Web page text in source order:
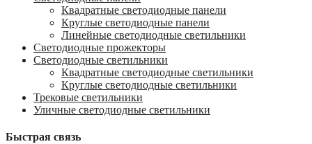
Квадратные светодиодные панели
Круглые светодиодные панели
Линейные светодиодные светильники
Светодиодные прожекторы
Светодиодные светильники
Квадратные светодиодные светильники
Круглые светодиодные светильники
Трековые светильники
Уличные светодиодные светильники
Быстрая связь